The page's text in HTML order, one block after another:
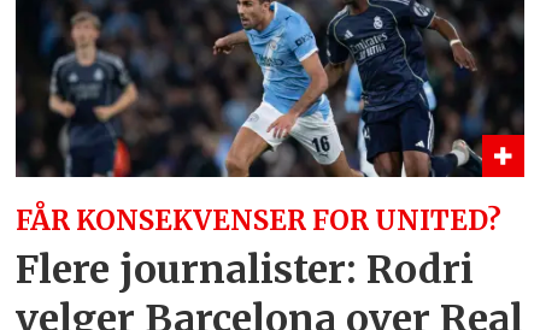
FÅR KONSEKVENSER FOR UNITED?
Flere journalister: Rodri
velger Barcelona over Real